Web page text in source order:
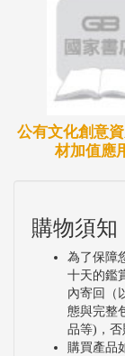
公有文化創意
材加值應
購物須知
為了保障
十天的鑑
內寄回（
態與完整
品等)，否
購買產品